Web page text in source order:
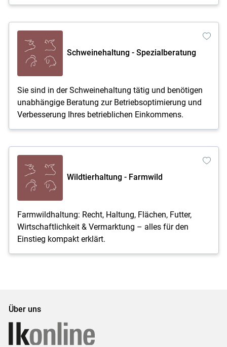
Schweinehaltung - Spezialberatung
Sie sind in der Schweinehaltung tätig und benötigen
unabhängige Beratung zur Betriebsoptimierung und
Verbesserung Ihres betrieblichen Einkommens.
Wildtierhaltung - Farmwild
Farmwildhaltung: Recht, Haltung, Flächen, Futter,
Wirtschaftlichkeit & Vermarktung – alles für den
Einstieg kompakt erklärt.
Über uns